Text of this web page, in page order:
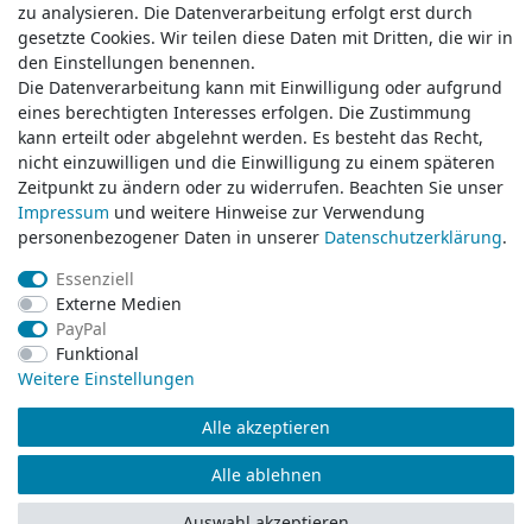
Service & Kontakt
Wünschen Sie einen Rückruf?
service@klamato.de
Schreiben Sie uns:
service@klamato.de
Durchschnittliche Bewertung von
Bewertungsgrundlage des Anbieters: 5 Verkaufs- und 3 Bewertungsplattformen
© Copyright 2026 klamato.de | Alle Rechte vorbehalten.
zu analysieren. Die Datenverarbeitung erfolgt erst durch
gesetzte Cookies. Wir teilen diese Daten mit Dritten, die wir in
den Einstellungen benennen.
Die Datenverarbeitung kann mit Einwilligung oder aufgrund
eines berechtigten Interesses erfolgen. Die Zustimmung
kann erteilt oder abgelehnt werden. Es besteht das Recht,
nicht einzuwilligen und die Einwilligung zu einem späteren
Zeitpunkt zu ändern oder zu widerrufen. Beachten Sie unser
Impressum und weitere Hinweise zur Verwendung
personenbezogener Daten in unserer Daten­schutz­erklärung.
Essenziell
Externe Medien
PayPal
Funktional
Weitere Einstellungen
Alle akzeptieren
Alle ablehnen
zu analysieren. Die Datenverarbeitung erfolgt erst durch
gesetzte Cookies. Wir teilen diese Daten mit Dritten, die wir in
den Einstellungen benennen.
Die Datenverarbeitung kann mit Einwilligung oder aufgrund
eines berechtigten Interesses erfolgen. Die Zustimmung
kann erteilt oder abgelehnt werden. Es besteht das Recht,
nicht einzuwilligen und die Einwilligung zu einem späteren
Zeitpunkt zu ändern oder zu widerrufen. Beachten Sie unser
Impressum und weitere Hinweise zur Verwendung
personenbezogener Daten in unserer Daten­schutz­erklärung.
Essenziell
Externe Medien
PayPal
Funktional
Weitere Einstellungen
Alle akzeptieren
Alle ablehnen